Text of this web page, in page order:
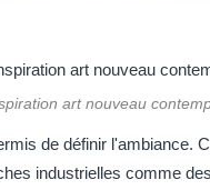
art nouveau
de définir l'ambiance.
industrielles comme